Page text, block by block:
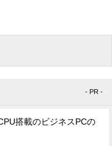
- PR -
搭載のビジネスPCの